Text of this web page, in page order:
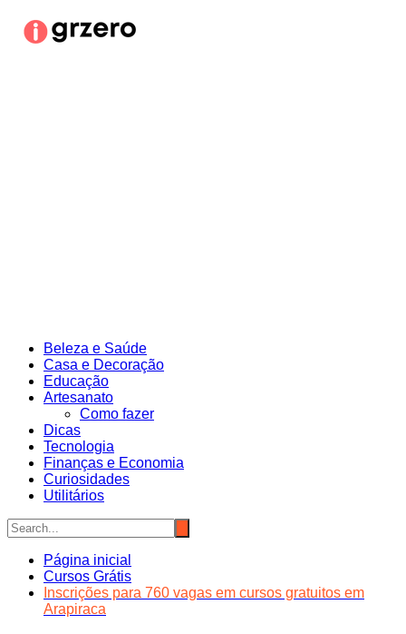
para
Beleza e Saúde
Casa e Decoração
Educação
Artesanato
Como fazer
Dicas
Tecnologia
Finanças e Economia
Curiosidades
Utilitários
Página inicial
Cursos Grátis
Inscrições para 760 vagas em cursos gratuitos em
Arapiraca